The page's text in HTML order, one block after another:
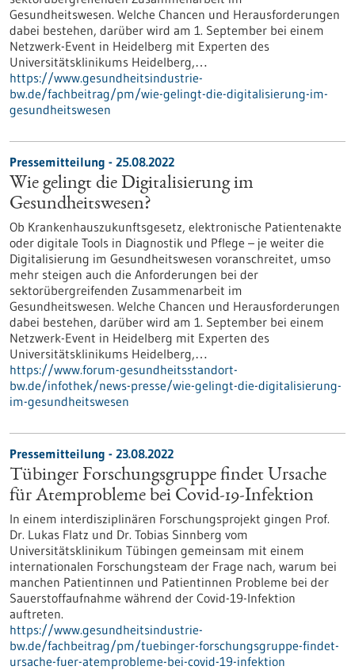
Gesundheitswesen. Welche Chancen und Herausforderungen
dabei bestehen, darüber wird am 1. September bei einem
Netzwerk-Event in Heidelberg mit Experten des
Universitätsklinikums Heidelberg,…
https://www.gesundheitsindustrie-
bw.de/fachbeitrag/pm/wie-gelingt-die-digitalisierung-im-
gesundheitswesen
Pressemitteilung - 25.08.2022
Wie gelingt die Digitalisierung im
Gesundheitswesen?
Ob Krankenhauszukunftsgesetz, elektronische Patientenakte
oder digitale Tools in Diagnostik und Pflege – je weiter die
Digitalisierung im Gesundheitswesen voranschreitet, umso
mehr steigen auch die Anforderungen bei der
sektorübergreifenden Zusammenarbeit im
Gesundheitswesen. Welche Chancen und Herausforderungen
dabei bestehen, darüber wird am 1. September bei einem
Netzwerk-Event in Heidelberg mit Experten des
Universitätsklinikums Heidelberg,…
https://www.forum-gesundheitsstandort-
bw.de/infothek/news-presse/wie-gelingt-die-digitalisierung-
im-gesundheitswesen
Pressemitteilung - 23.08.2022
Tübinger Forschungsgruppe findet Ursache
für Atemprobleme bei Covid-19-Infektion
In einem interdisziplinären Forschungsprojekt gingen Prof.
Dr. Lukas Flatz und Dr. Tobias Sinnberg vom
Universitätsklinikum Tübingen gemeinsam mit einem
internationalen Forschungsteam der Frage nach, warum bei
manchen Patientinnen und Patientinnen Probleme bei der
Sauerstoffaufnahme während der Covid-19-Infektion
auftreten.
https://www.gesundheitsindustrie-
bw.de/fachbeitrag/pm/tuebinger-forschungsgruppe-findet-
ursache-fuer-atemprobleme-bei-covid-19-infektion